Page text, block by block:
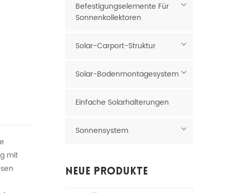
mit
Befestigungselemente Für
Sonnenkollektoren
Solar-Carport-Struktur
Solar-Bodenmontagesystem
Einfache Solarhalterungen
Sonnensystem
Neue Produkte